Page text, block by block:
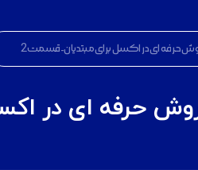
حرفه ای در اکسل برای مبتدیان-قسمت 2
حرفه ای در